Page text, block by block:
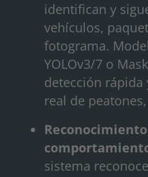
identifican y
vehículos,
fotograma.
YOLOv3/7 o
detección rápida
real de
sistema